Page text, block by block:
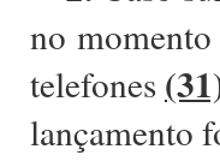
no
telefones
lançamento